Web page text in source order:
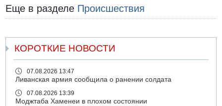
Еще в разделе Происшествия
КОРОТКИЕ НОВОСТИ
07.08.2026 13:47
Ливанская армия сообщила о ранении солдата
07.08.2026 13:39
Моджтаба Хаменеи в плохом состоянии